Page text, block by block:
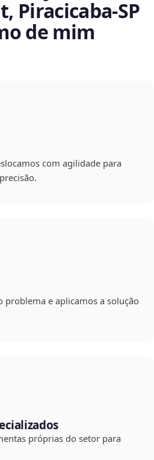
Piracicaba‑SP
de mim
com agilidade para
problema e aplicamos a solução
próprias do setor para